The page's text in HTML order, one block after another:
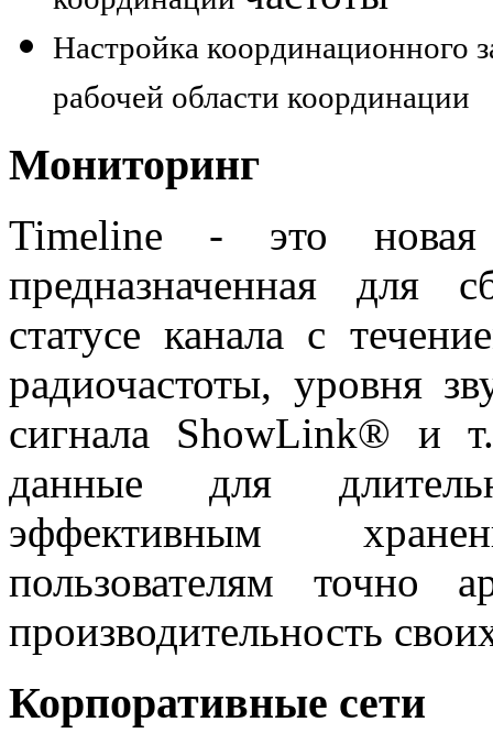
Настройка координационного
рабочей области координации
Мониторинг
Timeline - это новая
предназначенная для
статусе канала с
радиочастоты, уровня
сигнала ShowLink® и
данные для
эффективным
пользователям точно
производительность
Корпоративные сети